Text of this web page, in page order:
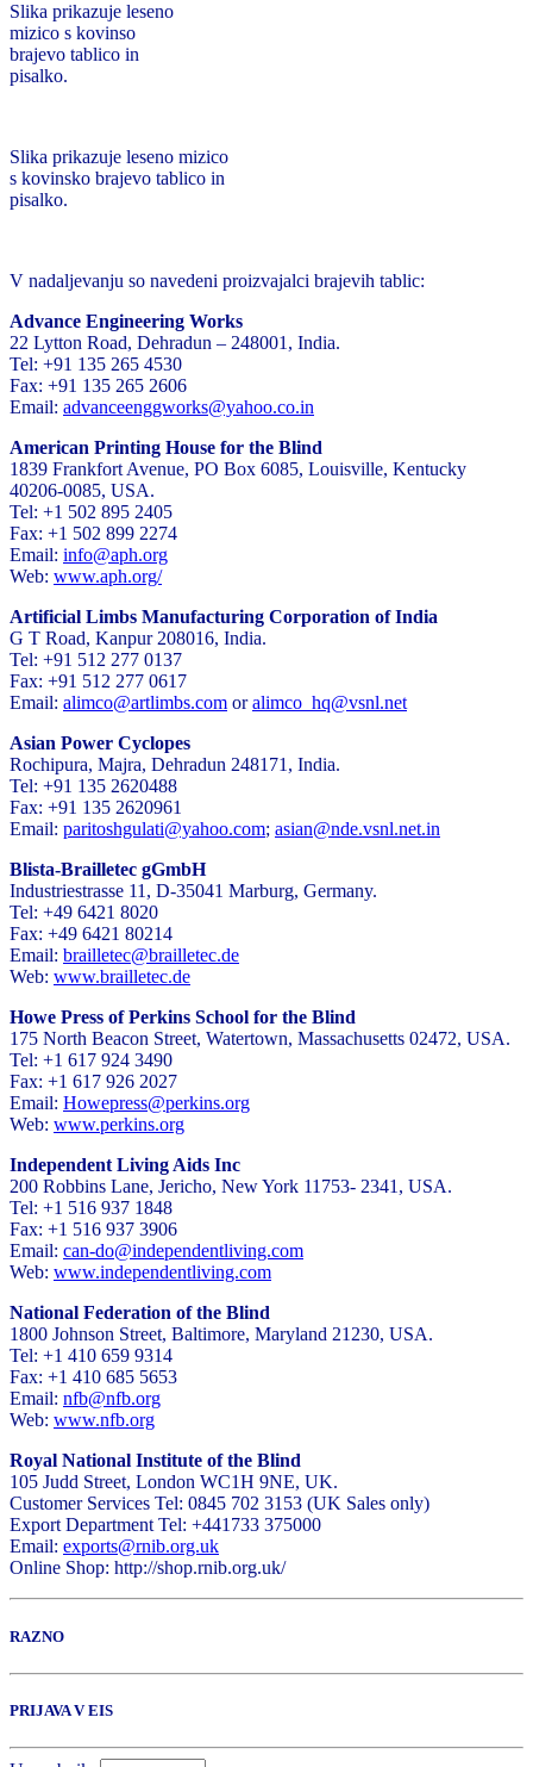
Slika prikazuje leseno
mizico s kovinso
brajevo tablico in
pisalko.
Slika prikazuje leseno mizico
s kovinsko brajevo tablico in
pisalko.
V nadaljevanju so navedeni proizvajalci brajevih tablic:
Advance Engineering Works
22 Lytton Road, Dehradun – 248001, India.
Tel: +91 135 265 4530
Fax: +91 135 265 2606
Email: advanceenggworks@yahoo.co.in
American Printing House for the Blind
1839 Frankfort Avenue, PO Box 6085, Louisville, Kentucky
40206-0085, USA.
Tel: +1 502 895 2405
Fax: +1 502 899 2274
Email: info@aph.org
Web: www.aph.org/
Artificial Limbs Manufacturing Corporation of India
G T Road, Kanpur 208016, India.
Tel: +91 512 277 0137
Fax: +91 512 277 0617
Email: alimco@artlimbs.com oralimco_hq@vsnl.net
Asian Power Cyclopes
Rochipura, Majra, Dehradun 248171, India.
Tel: +91 135 2620488
Fax: +91 135 2620961
Email: paritoshgulati@yahoo.com; asian@nde.vsnl.net.in
Blista-Brailletec gGmbH
Industriestrasse 11, D-35041 Marburg, Germany.
Tel: +49 6421 8020
Fax: +49 6421 80214
Email: brailletec@brailletec.de
Web: www.brailletec.de
Howe Press of Perkins School for the Blind
175 North Beacon Street, Watertown, Massachusetts 02472, USA.
Tel: +1 617 924 3490
Fax: +1 617 926 2027
Email: Howepress@perkins.org
Web: www.perkins.org
Independent Living Aids Inc
200 Robbins Lane, Jericho, New York 11753- 2341, USA.
Tel: +1 516 937 1848
Fax: +1 516 937 3906
Email: can-do@independentliving.com
Web: www.independentliving.com
National Federation of the Blind
1800 Johnson Street, Baltimore, Maryland 21230, USA.
Tel: +1 410 659 9314
Fax: +1 410 685 5653
Email: nfb@nfb.org
Web: www.nfb.org
Royal National Institute of the Blind
105 Judd Street, London WC1H 9NE, UK.
Customer Services Tel: 0845 702 3153 (UK Sales only)
Export Department Tel: +441733 375000
Email: exports@rnib.org.uk
Online Shop: http://shop.rnib.org.uk/
RAZNO
PRIJAVA V EIS